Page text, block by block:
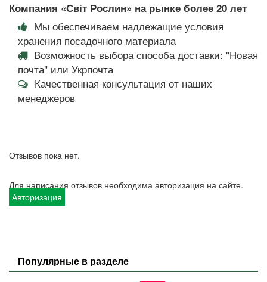
Компания «Світ Рослин» на рынке более 20 лет
Мы обеспечиваем надлежащие условия
хранения посадочного материала
Возможность выбора способа доставки: "Новая
почта" или Укрпочта
Качественная консультация от наших
менеджеров
Отзывов пока нет.
Для написания отзывов необходима авторизация на сайте.
Авторизация
Популярные в разделе